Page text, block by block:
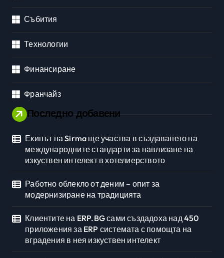
Събития
Технологии
Финансиране
Франчайз
Последно добавени
Екипът на Sirma ще участва в създаването на
международните стандарти за навлизане на
изкуствен интелект в хотелиерството
Работно облекло от деним – опит за
модернизиране на традицията
Клиентите на ERP.BG сами създадоха над 450
приложения за ERP системата с помощта на
вградения в нея изкуствен интелект